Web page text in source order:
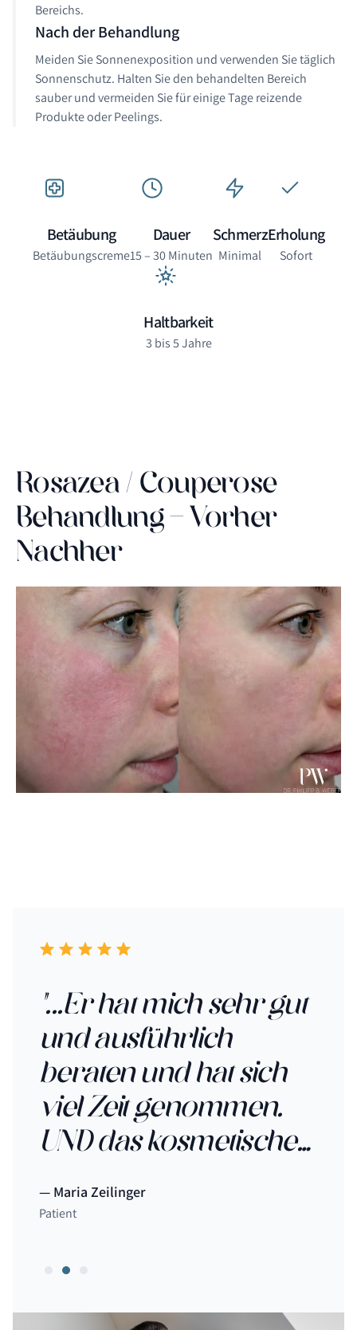
Bereichs.
Nach der Behandlung
Meiden Sie Sonnenexposition und verwenden Sie täglich
Sonnenschutz. Halten Sie den behandelten Bereich
sauber und vermeiden Sie für einige Tage reizende
Produkte oder Peelings.
Betäubung
Betäubungscreme
Dauer
15 – 30 Minuten
Schmerz
Minimal
Erholung
Sofort
Haltbarkeit
3 bis 5 Jahre
Rosazea / Couperose
Behandlung - Vorher
Nachher
"...Er hat mich sehr gut
und ausführlich
beraten und hat sich
viel Zeit genommen.
UND das kosmetische
besser geht‘s nicht!"
Maria Zeilinger
Patient